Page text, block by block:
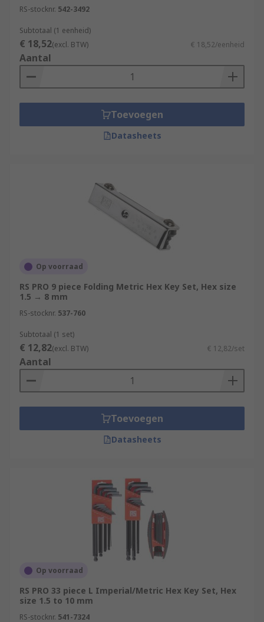
RS-stocknr. 542-3492
Subtotaal (1 eenheid)
€ 18,52(excl. BTW) € 18,52/eenheid
Aantal
Toevoegen
Datasheets
Op voorraad
RS PRO 9 piece Folding Metric Hex Key Set, Hex size
1.5 → 8 mm
RS-stocknr. 537-760
Subtotaal (1 set)
€ 12,82(excl. BTW) € 12,82/set
Aantal
Toevoegen
Datasheets
Op voorraad
RS PRO 33 piece L Imperial/Metric Hex Key Set, Hex
size 1.5 to 10 mm
RS-stocknr. 541-7324